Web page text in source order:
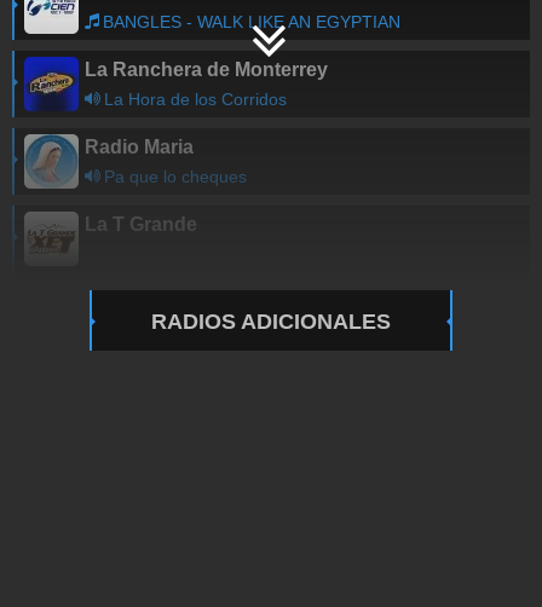
BANGLES - WALK LIKE AN EGYPTIAN
La Ranchera de Monterrey
La Hora de los Corridos
Radio Maria
Pa que lo cheques
La T Grande
RADIOS ADICIONALES